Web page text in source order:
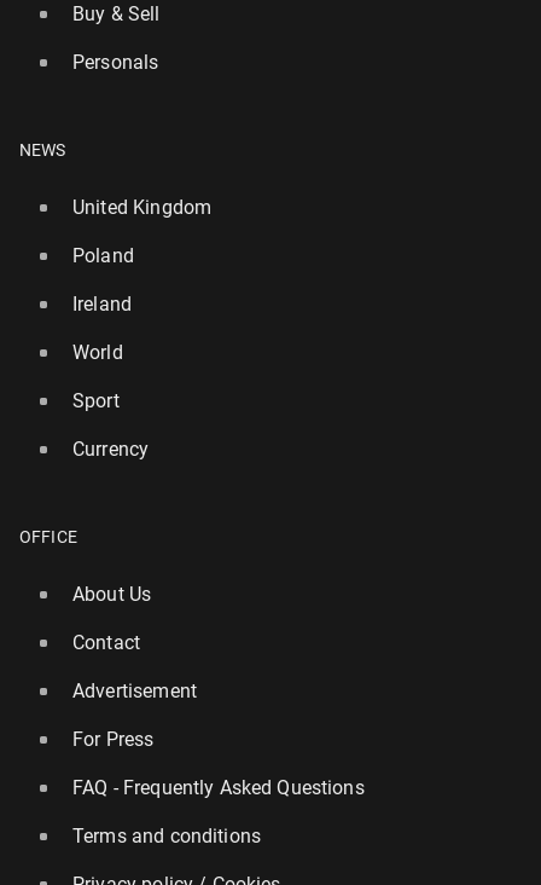
Buy & Sell
Personals
NEWS
United Kingdom
Poland
Ireland
World
Sport
Currency
OFFICE
About Us
Contact
Advertisement
For Press
FAQ - Frequently Asked Questions
Terms and conditions